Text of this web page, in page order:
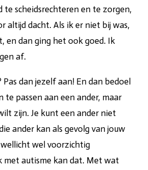
te scheidsrechteren en te zorgen,
altijd dacht. Als ik er niet bij was,
en dan ging het ook goed. Ik
af.
Pas dan jezelf aan! En dan bedoel
te passen aan een ander, maar
zijn. Je kunt een ander niet
ander kan als gevolg van jouw
wel voorzichtig
met autisme kan dat. Met wat